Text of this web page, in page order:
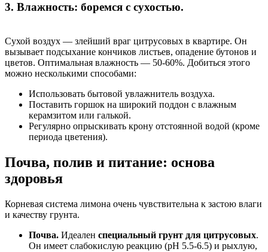
3. Влажность: боремся с сухостью.
Сухой воздух — злейший враг цитрусовых в квартире. Он
вызывает подсыхание кончиков листьев, опадение бутонов и
цветов. Оптимальная влажность — 50-60%. Добиться этого
можно несколькими способами:
Использовать бытовой увлажнитель воздуха.
Поставить горшок на широкий поддон с влажным
керамзитом или галькой.
Регулярно опрыскивать крону отстоянной водой (кроме
периода цветения).
Почва, полив и питание: основа
здоровья
Корневая система лимона очень чувствительна к застою влаги
и качеству грунта.
Почва. Идеален специальный грунт для цитрусовых.
Он имеет слабокислую реакцию (pH 5.5-6.5) и рыхлую,